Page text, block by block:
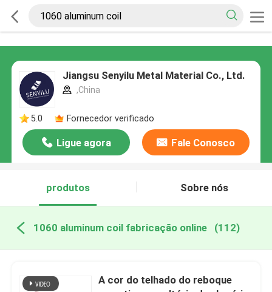
Jiangsu Senyilu Metal Material Co., Ltd.
,China
5.0 Fornecedor verificado
Ligue agora Fale Conosco
produtos Sobre nós
1060 aluminum coil fabricação online (112)
A cor do telhado do reboque